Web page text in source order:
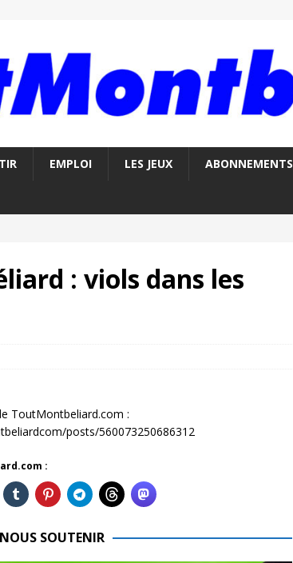
EMPLOI LES JEUX ABONNEMENTS
: viols dans les
ToutMontbeliard.com :
posts/560073250686312
:
NOUS SOUTENIR